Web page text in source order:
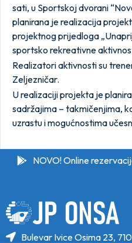
sati, u Sportskoj dvorani
planirana je realizacija
projektnog prijedloga
sportsko rekreativne
Realizatori aktivnosti su
Zeljezničar.
U realizaciji projekta je
sadržajima – takmičenjima,
uzrastu i mogućnostima
NOVO! Online
Bulevar Ivice Osima 23,